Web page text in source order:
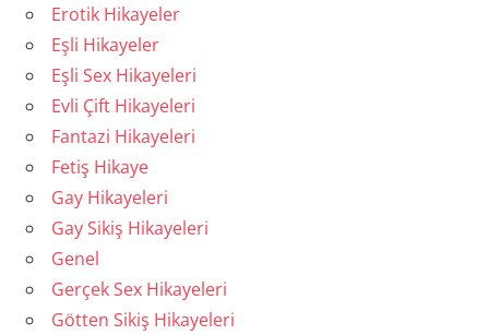
Erotik Hikayeler
Eşli Hikayeler
Eşli Sex Hikayeleri
Evli Çift Hikayeleri
Fantazi Hikayeleri
Fetiş Hikaye
Gay Hikayeleri
Gay Sikiş Hikayeleri
Genel
Gerçek Sex Hikayeleri
Götten Sikiş Hikayeleri